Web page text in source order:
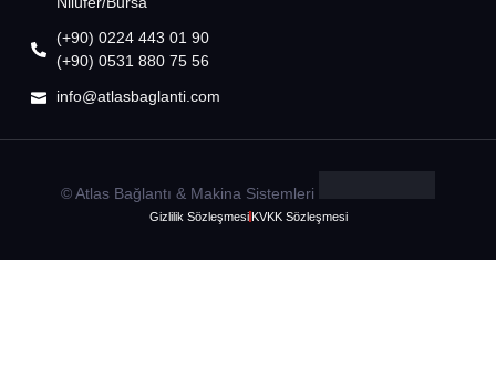
(+90) 0224 443 01 90
(+90) 0531 880 75 56
info@atlasbaglanti.com
© Atlas Bağlantı & Makina Sistemleri
Gizlilik Sözleşmesi KVKK Sözleşmesi